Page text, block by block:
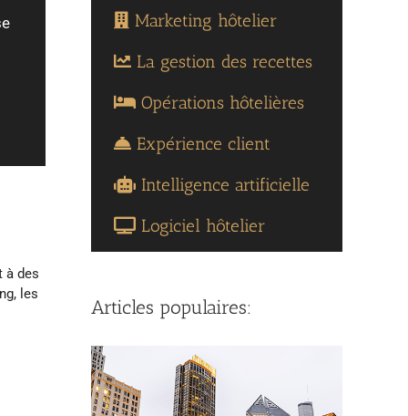
à des
les
Marketing hôtelier
La gestion des recettes
Opérations hôtelières
Expérience client
Intelligence artificielle
Logiciel hôtelier
Articles populaires: